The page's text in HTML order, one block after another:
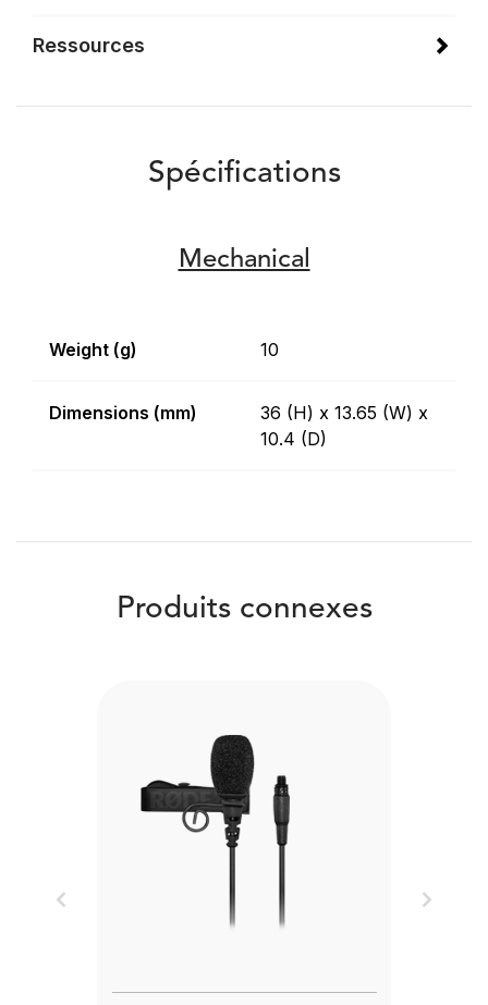
Ressources
Spécifications
Mechanical
Weight (g) 10
Dimensions (mm)
36 (H) x 13.65 (W) x
10.4 (D)
Produits connexes
Previous Next